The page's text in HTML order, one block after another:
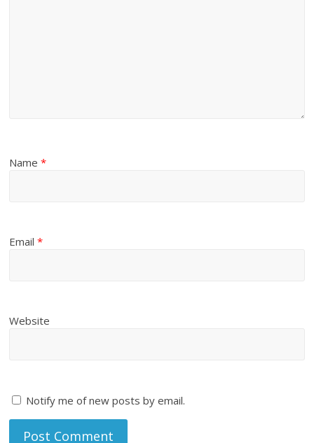
Name*
Email*
Website
Notify me of new posts by email.